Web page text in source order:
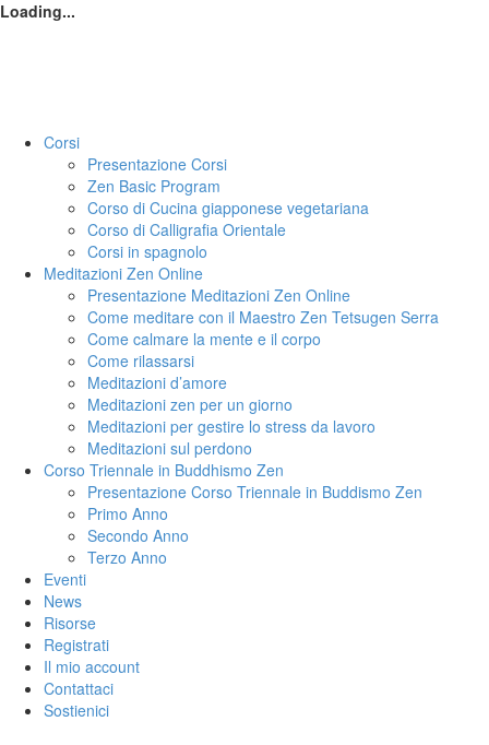
Loading...
Corsi
Presentazione Corsi
Zen Basic Program
Corso di Cucina giapponese vegetariana
Corso di Calligrafia Orientale
Corsi in spagnolo
Meditazioni Zen Online
Presentazione Meditazioni Zen Online
Come meditare con il Maestro Zen Tetsugen Serra
Come calmare la mente e il corpo
Come rilassarsi
Meditazioni d’amore
Meditazioni zen per un giorno
Meditazioni per gestire lo stress da lavoro
Meditazioni sul perdono
Corso Triennale in Buddhismo Zen
Presentazione Corso Triennale in Buddismo Zen
Primo Anno
Secondo Anno
Terzo Anno
Eventi
News
Risorse
Registrati
Il mio account
Contattaci
Sostienici